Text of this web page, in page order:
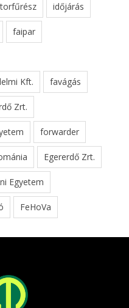
időjárás
faipar
Kft. favágás
Zrt.
forwarder
Egererdő Zrt.
Egyetem
FeHoVa